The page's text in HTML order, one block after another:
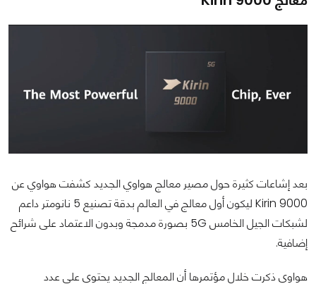
بعد إشاعات كثيرة حول مصير معالج هواوي الجديد كشفت هواوي عن
Kirin 9000 ليكون أول معالج في العالم بدقة تصنيع 5 نانومتر داعم
لشبكات الجيل الخامس 5G بصورة مدمجة وبدون الاعتماد على شرائح
إضافية.
هواوي ذكرت خلال مؤتمرها أن المعالج الجديد يحتوي على عدد